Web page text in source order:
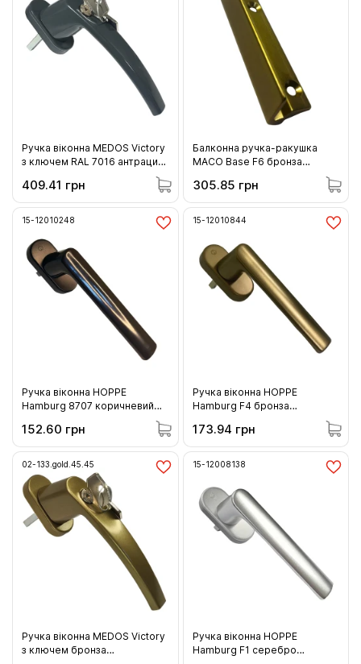
Ручка віконна MEDOS Victory
з ключем RAL 7016 антрацит
409.41 грн
Балконна ручка-ракушка
МACO Base F6 бронза
305.85 грн
15-12010248
Ручка віконна HOPPE
Hamburg 8707 коричневий
152.60 грн
15-12010844
Ручка віконна HOPPE
Hamburg F4 бронза
173.94 грн
02-133.gold.45.45
Ручка віконна MEDOS Viсtory
з ключем бронза
15-12008138
Ручка віконна HOPPE
Hamburg F1 серебро